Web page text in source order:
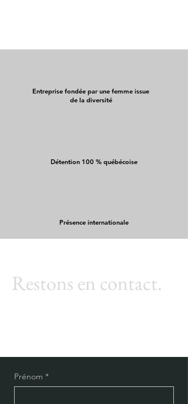
Entreprise fondée par une femme issue
de la diversité
Détention 100 % québécoise
Présence internationale
Restons en contact.
Prénom *